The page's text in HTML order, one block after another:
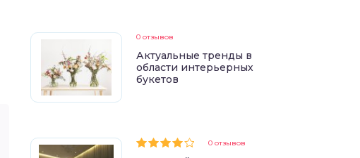
0 отзывов
Актуальные тренды в
области интерьерных
букетов
0 отзывов